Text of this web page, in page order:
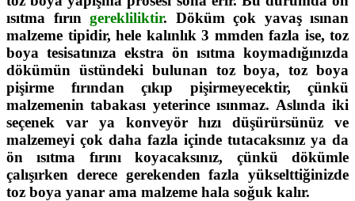
ısıtma fırın gerekliliktir. Döküm çok yavaş ısınan
malzeme tipidir, hele kalınlık 3 mmden fazla ise, toz
boya tesisatınıza ekstra ön ısıtma koymadığınızda
dökümün üstündeki bulunan toz boya, toz boya
pişirme fırından çıkıp pişirmeyecektir, çünkü
malzemenin tabakası yeterince ısınmaz. Aslında iki
seçenek var ya konveyör hızı düşürürsünüz ve
malzemeyi çok daha fazla içinde tutacaksınız ya da
ön ısıtma fırını koyacaksınız, çünkü dökümle
çalışırken derece gerekenden fazla yükselttiğinizde
toz boya yanar ama malzeme hala soğuk kalır.